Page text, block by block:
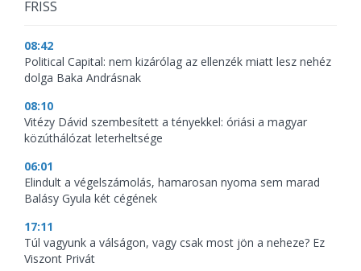
FRISS
08:42
Political Capital: nem kizárólag az ellenzék miatt lesz nehéz
dolga Baka Andrásnak
08:10
Vitézy Dávid szembesített a tényekkel: óriási a magyar
közúthálózat leterheltsége
06:01
Elindult a végelszámolás, hamarosan nyoma sem marad
Balásy Gyula két cégének
17:11
Túl vagyunk a válságon, vagy csak most jön a neheze? Ez
Viszont Privát